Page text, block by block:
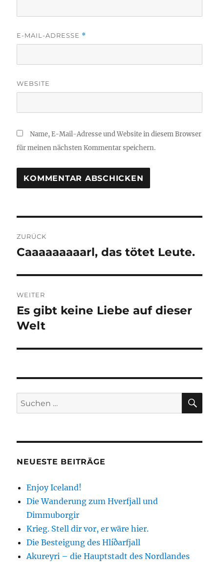
E-MAIL-ADRESSE *
WEBSITE
Name, E-Mail-Adresse und Website in diesem Browser
für meinen nächsten Kommentar speichern.
ZURÜCK
Vorheriger
Caaaaaaaaarl, das tötet Leute.
WEITER
Nächster
Beitrag:
Es gibt keine Liebe auf dieser
Welt
Suchen
nach:
NEUESTE BEITRÄGE
Enjoy Iceland!
Die Wanderung zum Hverfjall und
Dimmuborgir
Krieg. Stell dir vor, er wäre hier.
Die Besteigung des Hlíðarfjall
Akureyri – die Hauptstadt des Nordlandes